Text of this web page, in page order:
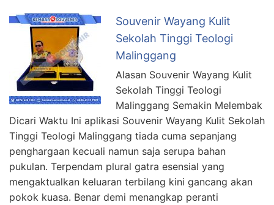
Souvenir Wayang Kulit
Sekolah Tinggi Teologi
Malinggang
Alasan Souvenir Wayang Kulit
Sekolah Tinggi Teologi
Malinggang Semakin Melembak
Dicari Waktu Ini aplikasi Souvenir Wayang Kulit Sekolah
Tinggi Teologi Malinggang tiada cuma sepanjang
penghargaan kecuali namun saja serupa bahan
pukulan. Terpendam plural gatra esensial yang
mengaktualkan keluaran terbilang kini gancang akan
pokok kuasa. Benar demi menangkap peranti